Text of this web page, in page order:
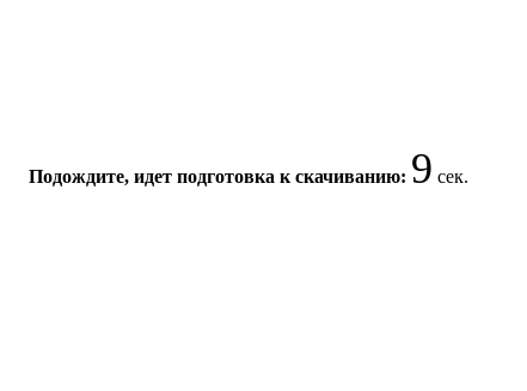
Подождите, идет подготовка к скачиванию: 8 сек.